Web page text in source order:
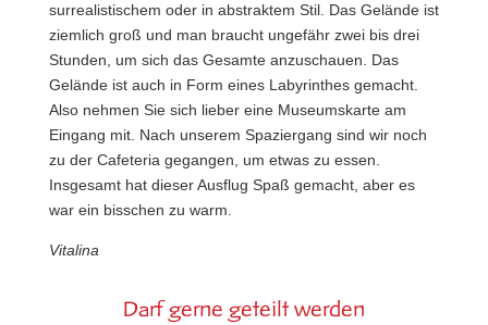
surrealistischem oder in abstraktem Stil. Das Gelände ist
ziemlich groß und man braucht ungefähr zwei bis drei
Stunden, um sich das Gesamte anzuschauen. Das
Gelände ist auch in Form eines Labyrinthes gemacht.
Also nehmen Sie sich lieber eine Museumskarte am
Eingang mit. Nach unserem Spaziergang sind wir noch
zu der Cafeteria gegangen, um etwas zu essen.
Insgesamt hat dieser Ausflug Spaß gemacht, aber es
war ein bisschen zu warm.
Vitalina
Darf gerne geteilt werden